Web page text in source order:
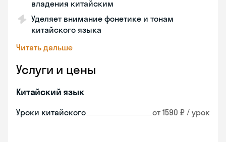
владения китайским
Уделяет внимание фонетике и тонам
китайского языка
Читать дальше
Услуги и цены
Китайский язык
Уроки китайского от 1590 ₽ / урок